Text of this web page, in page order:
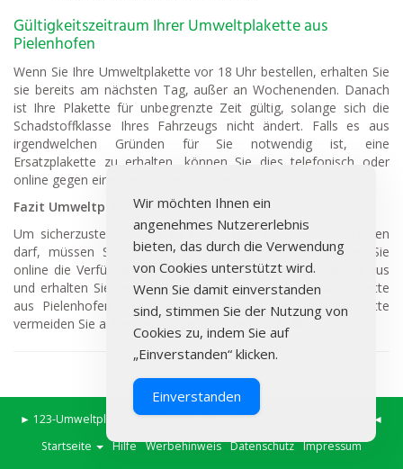
Gültigkeitszeitraum Ihrer Umweltplakette aus
Pielenhofen
Wenn Sie Ihre Umweltplakette vor 18 Uhr bestellen, erhalten Sie
sie bereits am nächsten Tag, außer an Wochenenden. Danach
ist Ihre Plakette für unbegrenzte Zeit gültig, solange sich die
Schadstoffklasse Ihres Fahrzeugs nicht ändert. Falls es aus
irgendwelchen Gründen für Sie notwendig ist, eine
Ersatzplakette zu erhalten, können Sie dies telefonisch oder
online gegen eine Gebühr veranlassen.
Fazit Umweltplakette online kaufen
Um sicherzustellen, dass Ihr Fahrzeug in Umweltzonen fahren
darf, müssen Sie nur drei Schritte befolgen: Überprüfen Sie
online die Verfügbarkeit, wählen Sie die passende Plakette aus
und erhalten Sie bereits am nächsten Tag Ihre Umweltplakette
aus Pielenhofen. Durch den Online-Kauf der Umweltplakette
vermeiden Sie außerdem lange Wartezeiten.
► 123-Umweltplakette.de|Günstige Mietwagen in Deiner Stadt
◄
Startseite
Hilfe Werbehinweis Datenschutz Impressum
Wir möchten Ihnen ein
angenehmes Nutzererlebnis
bieten, das durch die Verwendung
von Cookies unterstützt wird.
Wenn Sie damit einverstanden
sind, stimmen Sie der Nutzung von
Cookies zu, indem Sie auf
„Einverstanden“ klicken.
Einverstanden